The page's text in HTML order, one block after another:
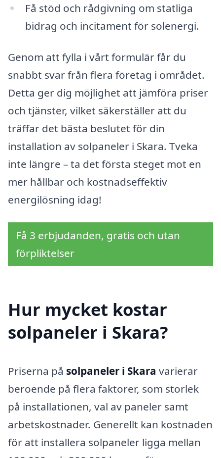
Få stöd och rådgivning om statliga
bidrag och incitament för solenergi.
Genom att fylla i vårt formulär får du
snabbt svar från flera företag i området.
Detta ger dig möjlighet att jämföra priser
och tjänster, vilket säkerställer att du
träffar det bästa beslutet för din
installation av solpaneler i Skara. Tveka
inte längre – ta det första steget mot en
mer hållbar och kostnadseffektiv
energilösning idag!
Få 3 erbjudanden, gratis och utan
förpliktelser
Hur mycket kostar
solpaneler i Skara?
Priserna på solpaneler i Skara varierar
beroende på flera faktorer, som storlek
på installationen, val av paneler samt
arbetskostnader. Generellt kan kostnaden
för att installera solpaneler ligga mellan